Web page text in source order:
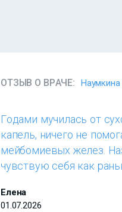
ОТЗЫВ О ВРАЧЕ:
Годами мучилась от
капель, ничего не
мейбомиевых желез.
чувствую себя как
Елена
01.07.2026